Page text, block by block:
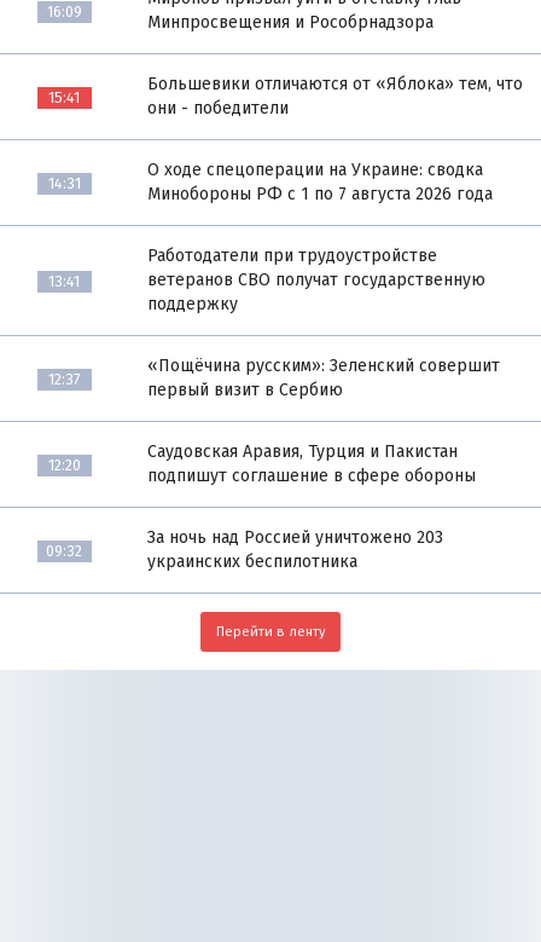
16:09
Минпросвещения и Рособрнадзора
15:41
Большевики отличаются от «Яблока» тем, что
они - победители
14:31
О ходе спецоперации на Украине: сводка
Минобороны РФ с 1 по 7 августа 2026 года
13:41
Работодатели при трудоустройстве
ветеранов СВО получат государственную
поддержку
12:37
«Пощёчина русским»: Зеленский совершит
первый визит в Сербию
12:20
Саудовская Аравия, Турция и Пакистан
подпишут соглашение в сфере обороны
09:32
За ночь над Россией уничтожено 203
украинских беспилотника
Перейти в ленту